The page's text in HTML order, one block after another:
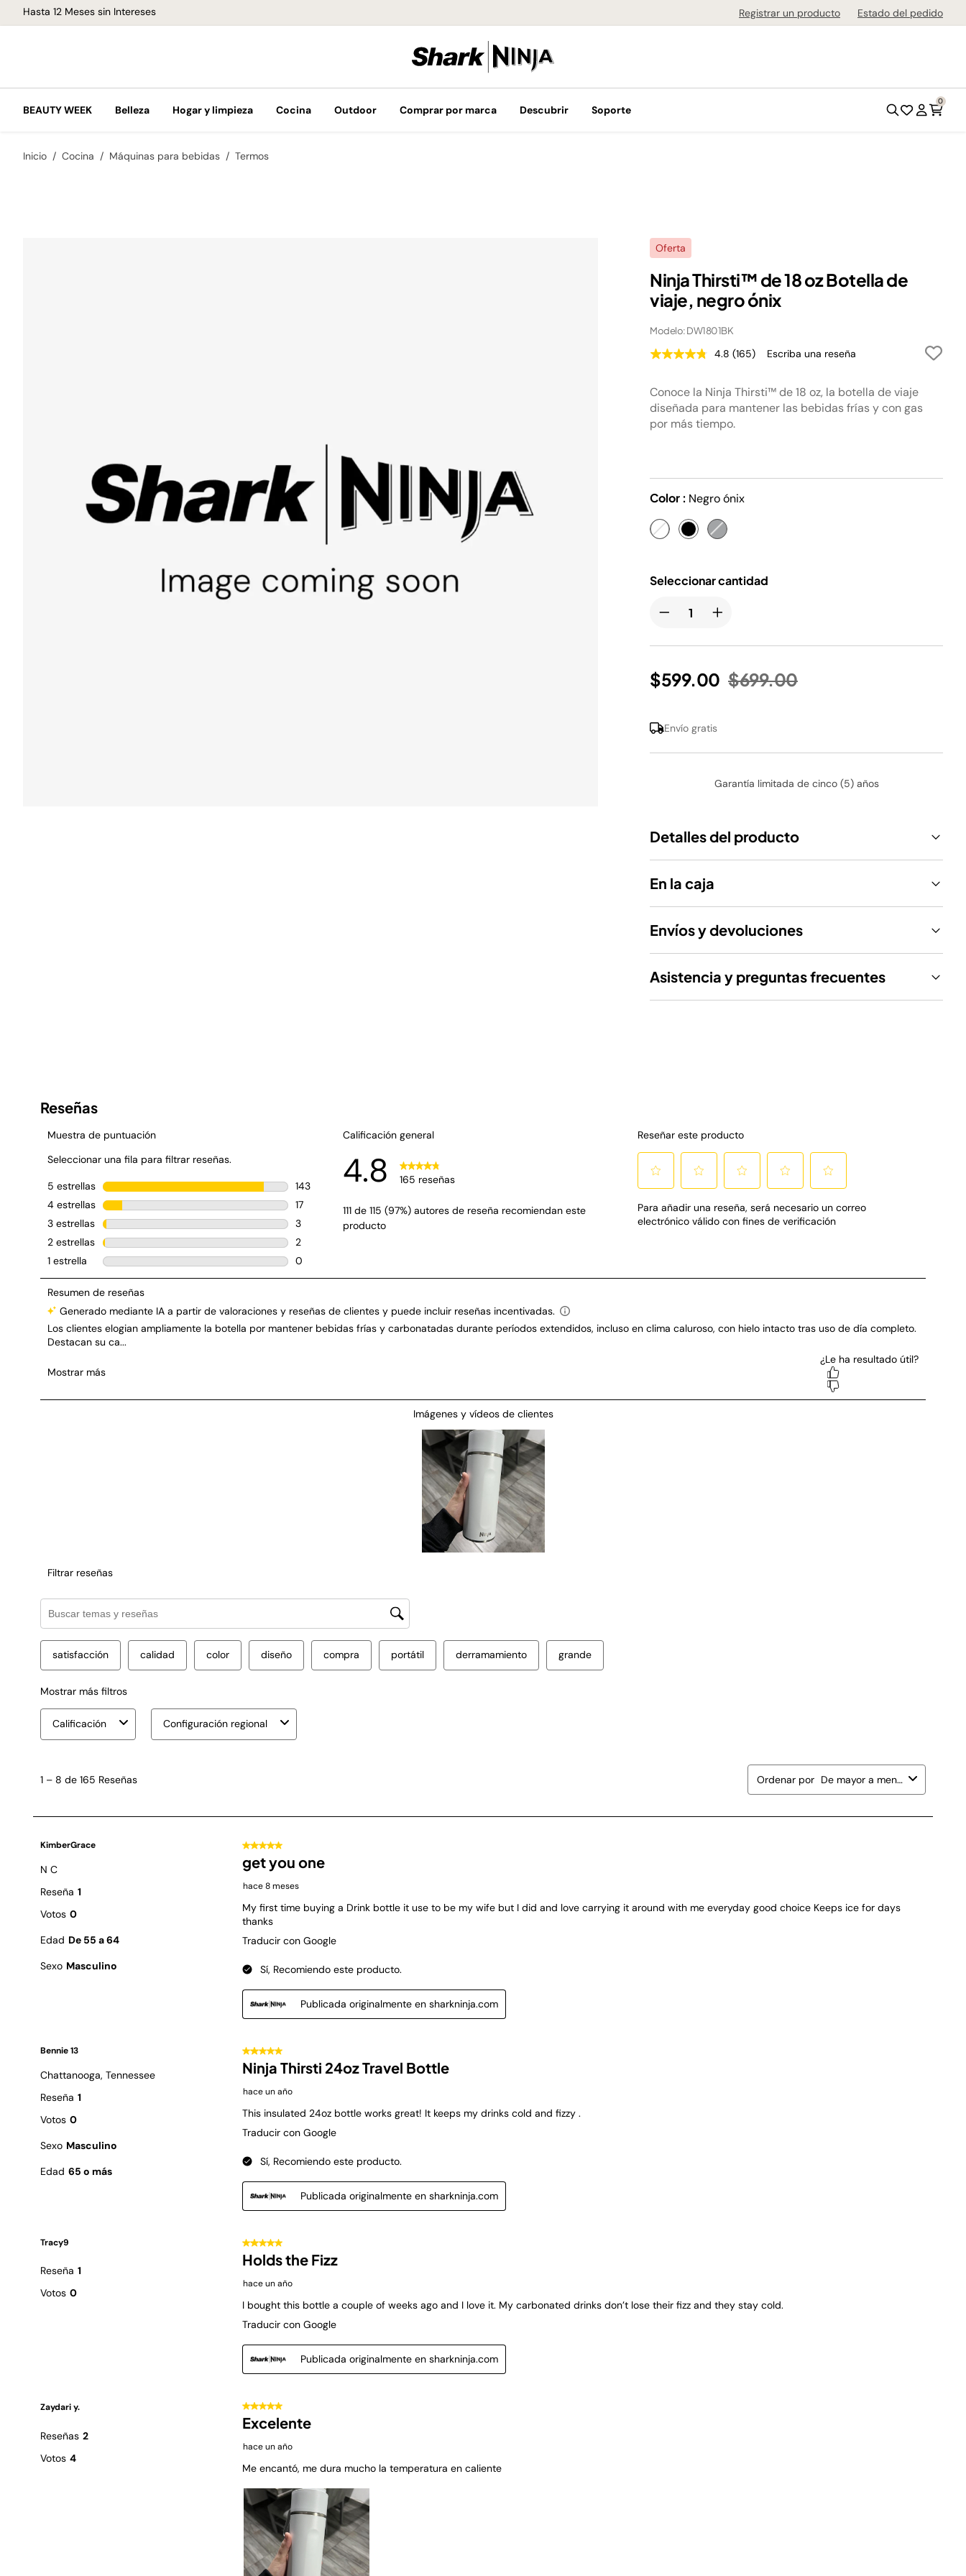
Hasta 12 Meses sin Intereses ¡Envíos GRATIS de 1-3 días en todo el país!Registrar un producto Estado del pedido
BEAUTY WEEK Belleza Hogar y limpieza Cocina Outdoor Comprar por marca Descubrir Soporte
0
Inicio Cocina Máquinas para bebidas Termos
Oferta
Ninja Thirsti™ de 18 oz Botella de
viaje, negro ónix
Modelo: DW1801BK
4.8 Lea
Enlace
en
la
misma
(165) Escriba una reseña
Conoce la Ninja Thirsti™ de 18 oz, la botella de viaje
diseñada para mantener las bebidas frías y con gas
por más tiempo.
Color : Negro ónix
Seleccionar cantidad
$599.00 Precio reducido de
$699.00a
Envío gratis
Garantía limitada de cinco (5) años
Detalles del producto
En la caja
Envíos y devoluciones
Asistencia y preguntas frecuentes